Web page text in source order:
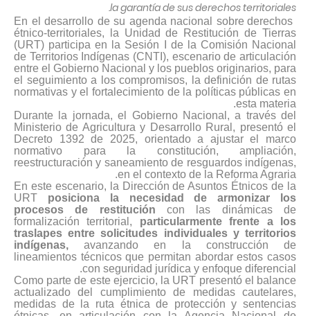
la garantía de sus derechos territoriales.
En el desarrollo de su agenda nacional sobre derechos
étnico-territoriales, la Unidad de Restitución de Tierras
(URT) participa en la Sesión I de la Comisión Nacional
de Territorios Indígenas (CNTI), escenario de articulación
entre el Gobierno Nacional y los pueblos originarios, para
el seguimiento a los compromisos, la definición de rutas
normativas y el fortalecimiento de la políticas públicas en
esta materia.
Durante la jornada, el Gobierno Nacional, a través del
Ministerio de Agricultura y Desarrollo Rural, presentó el
Decreto 1392 de 2025, orientado a ajustar el marco
normativo para la constitución, ampliación,
reestructuración y saneamiento de resguardos indígenas,
en el contexto de la Reforma Agraria.
En este escenario, la Dirección de Asuntos Étnicos de la
URT posiciona la necesidad de armonizar los
procesos de restitución con las dinámicas de
formalización territorial, particularmente frente a los
traslapes entre solicitudes individuales y territorios
indígenas, avanzando en la construcción de
lineamientos técnicos que permitan abordar estos casos
con seguridad jurídica y enfoque diferencial.
Como parte de este ejercicio, la URT presentó el balance
actualizado del cumplimiento de medidas cautelares,
medidas de la ruta étnica de protección y sentencias